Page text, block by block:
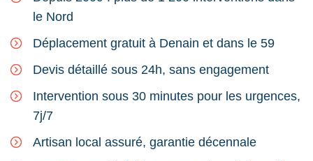
le Nord
Déplacement gratuit à Denain et dans le 59
Devis détaillé sous 24h, sans engagement
Intervention sous 30 minutes pour les urgences,
7j/7
Artisan local assuré, garantie décennale